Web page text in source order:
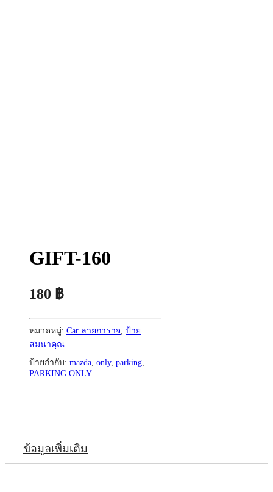
GIFT-160
180 ฿
หมวดหมู่: Car ลายการาจ, ป้าย
สมนาคุณ
ป้ายกำกับ: mazda, only, parking,
PARKING ONLY
ข้อมูลเพิ่มเติม